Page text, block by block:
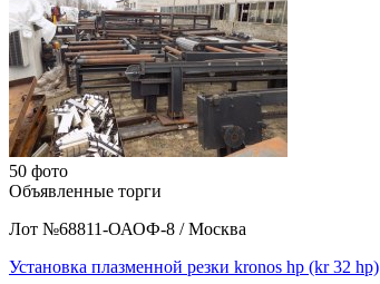
50 фото
Объявленные торги
Лот №68811-ОАОФ-8 / Москва
Установка плазменной резки kronos hp (kr 32 hp)